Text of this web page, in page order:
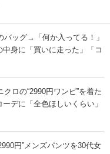
バッグ→「何か入ってる！」
身に「買いに走った」「コ
ロの“2990円ワンピ”を着た
に「全色ほしいくらい」
円”メンズパンツを30代女